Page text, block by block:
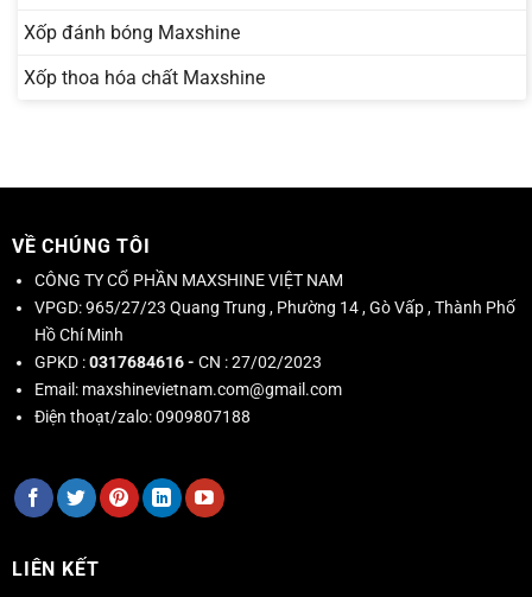
Xốp đánh bóng Maxshine
Xốp thoa hóa chất Maxshine
VỀ CHÚNG TÔI
CÔNG TY CỔ PHẦN MAXSHINE VIỆT NAM
VPGD:965/27/23 Quang Trung , Phường 14 , Gò Vấp , Thành Phố
Hồ Chí Minh
GPKD :0317684616 - CN : 27/02/2023
Email: maxshinevietnam.com@gmail.com
Điện thoạt/zalo:0909807188
LIÊN KẾT